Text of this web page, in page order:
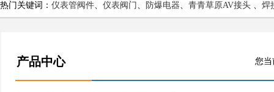
热门关键词： 仪表管阀件、 仪表阀门 、 防爆电器、 青青草原AV接头 、 焊
产品中心 您当